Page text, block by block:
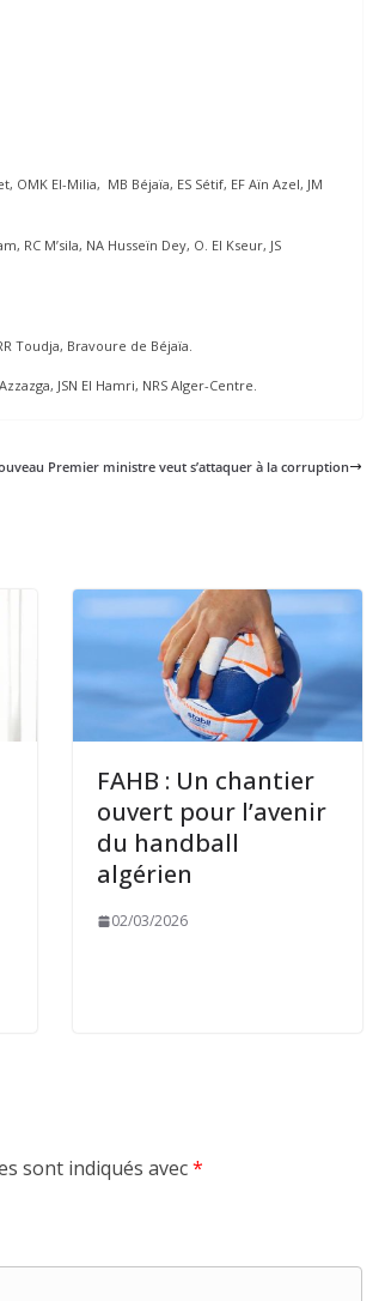
OMK El-Milia, MB Béjaïa, ES Sétif, EF Aïn Azel, JM
RC M’sila, NA Husseïn Dey, O. El Kseur, JS
Toudja, Bravoure de Béjaïa.
JSN El Hamri, NRS Alger-Centre.
Premier ministre veut s’attaquer à la corruption
FAHB : Un chantier
ouvert pour l’avenir
du handball
algérien
02/03/2026
sont indiqués avec*